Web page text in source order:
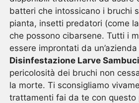
batteri che intossicano i bruchi
pianta, insetti predatori (come
che possono cibarsene. Tutti i
essere improntati da
Disinfestazione Larve Sambuci
pericolosità dei bruchi non
la morte. Ti sconsigliamo
trattamenti fai da te con questo